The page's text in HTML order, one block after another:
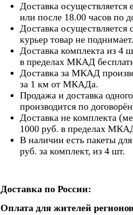
Доставка осуществляется
или после 18.00 часов по
Доставка осуществляется
курьер товар не поднимает.
Доставка комплекта из 4
в пределах МКАД
Доставка за МКАД
за 1 км от МКАДа.
Продажа и доставка
производится по
Доставка не комплекта
1000 руб. в пределах
В наличии есть пакеты
руб. за комплект, из 4 шт.
Доставка по России:
Оплата для жителей